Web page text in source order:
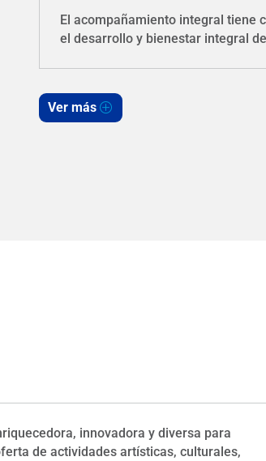
El acompañamiento integral tiene
el desarrollo y bienestar integral
Ver más
innovadora y diversa para
de actividades artísticas, culturales,